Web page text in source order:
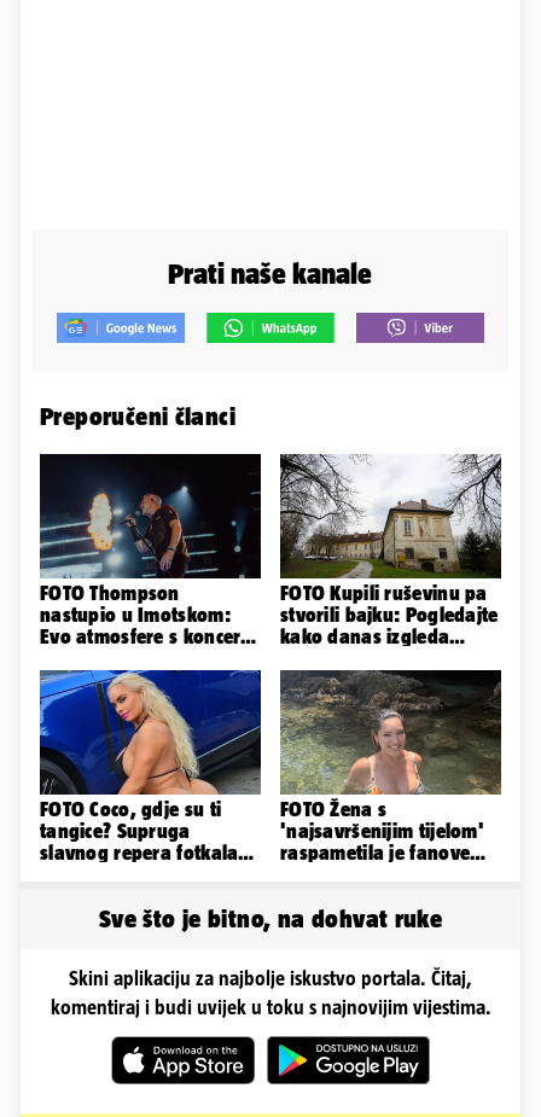
Prati naše kanale
Preporučeni članci
FOTO Thompson
nastupio u Imotskom:
Evo atmosfere s koncerta
FOTO Kupili ruševinu pa
stvorili bajku: Pogledajte
kako danas izgleda
FOTO Coco, gdje su ti
tangice? Supruga
slavnog repera fotkala
FOTO Žena s
'najsavršenijim tijelom'
raspametila je fanove
Sve što je bitno, na dohvat ruke
Skini aplikaciju za najbolje iskustvo portala. Čitaj,
komentiraj i budi uvijek u toku s najnovijim vijestima.